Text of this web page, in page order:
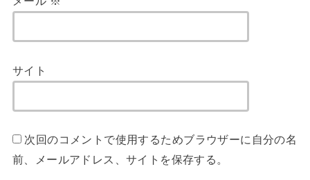
サイト
次回のコメントで使用するためブラウザーに自分の名
前、メールアドレス、サイトを保存する。